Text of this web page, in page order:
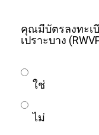
คุณมีบัตรลงทะเ
เปราะบาง
ใช่
ไม่